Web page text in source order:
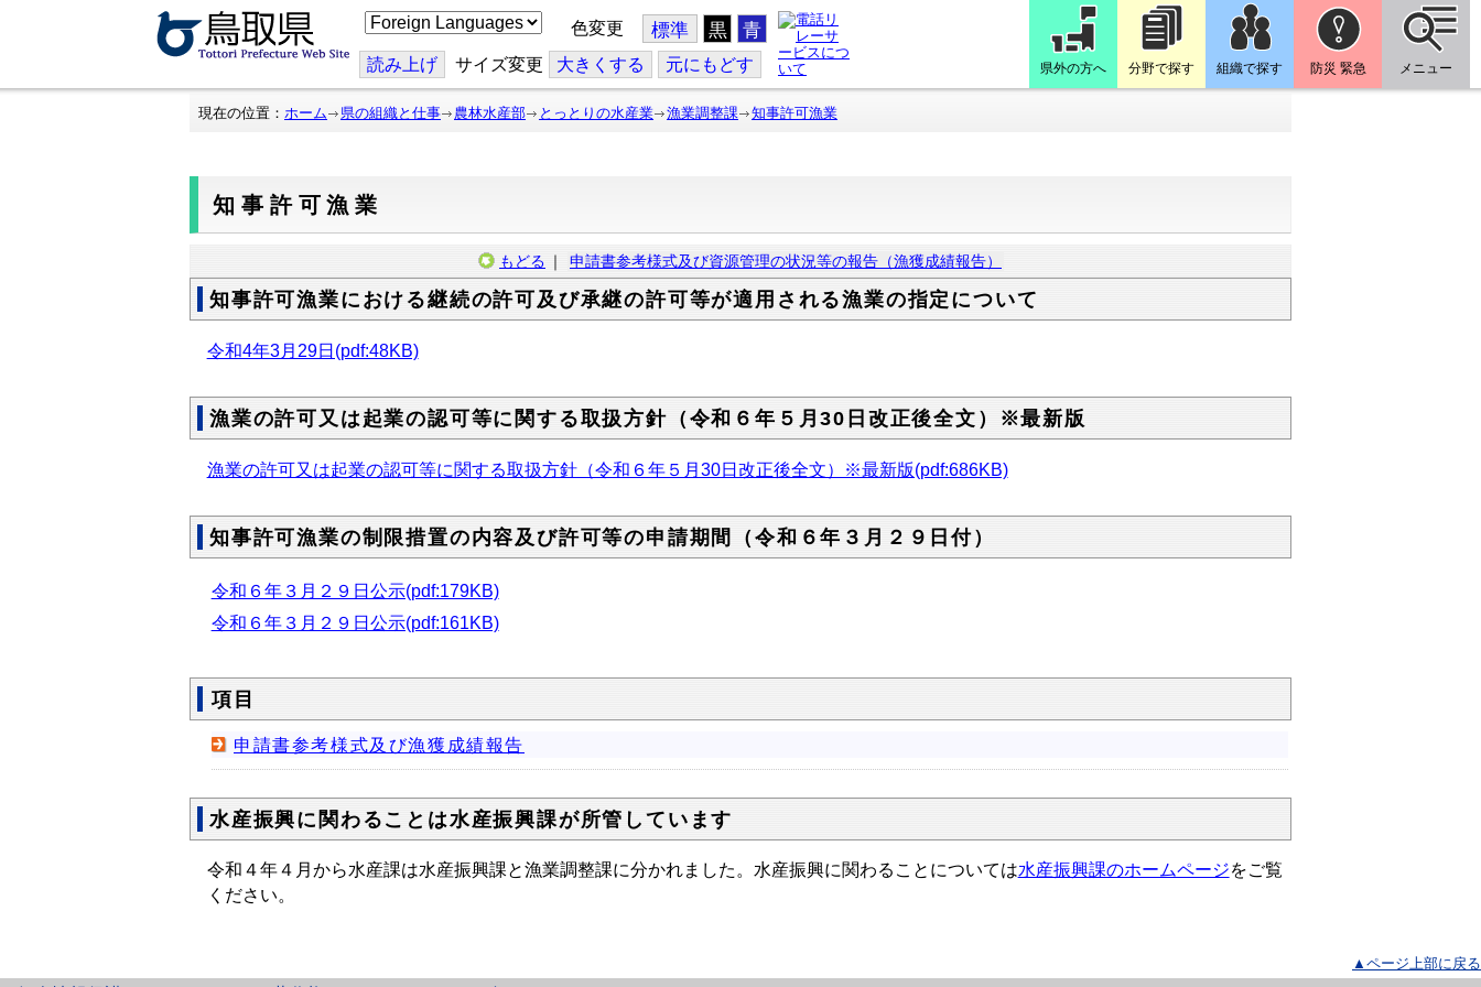
こ
の
ジ
を
翻
色変更 標準 黒 青
読み上げ サイズ変更 大きくする 元にもどす 県外の方へ 分野で探す 組織で探す 防災 緊急 メニュー
現在の位置： ホーム 県の組織と仕事 農林水産部 とっとりの水産業 漁業調整課 知事許可漁業
知事許可漁業
もどる ｜ 申請書参考様式及び資源管理の状況等の報告（漁獲成績報告）
知事許可漁業における継続の許可及び承継の許可等が適用される漁業の指定について
令和4年3月29日(pdf:48KB)
漁業の許可又は起業の認可等に関する取扱方針（令和６年５月30日改正後全文）※最新版
漁業の許可又は起業の認可等に関する取扱方針（令和６年５月30日改正後全文）※最新版(pdf:686KB)
知事許可漁業の制限措置の内容及び許可等の申請期間（令和６年３月２９日付）
令和６年３月２９日公示(pdf:179KB)
令和６年３月２９日公示(pdf:161KB)
項目
申請書参考様式及び漁獲成績報告
水産振興に関わることは水産振興課が所管しています
令和４年４月から水産課は水産振興課と漁業調整課に分かれました。水産振興に関わることについては水産振興課のホームページをご覧
ください。
▲ページ上部に戻る